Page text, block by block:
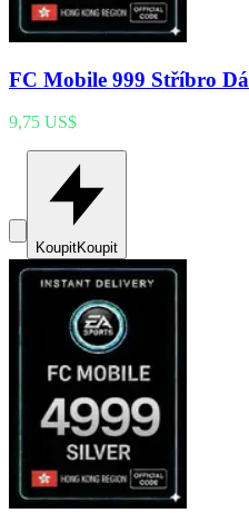
FC Mobile 999 Stříbro
9,75 US$
KoupitKoupit